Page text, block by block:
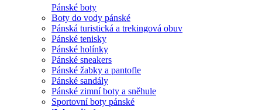
Pánské boty
Boty do vody pánské
Pánská turistická a trekingová obuv
Pánské tenisky
Pánské holínky
Pánské sneakers
Pánské žabky a pantofle
Pánské sandály
Pánské zimní boty a sněhule
Sportovní boty pánské